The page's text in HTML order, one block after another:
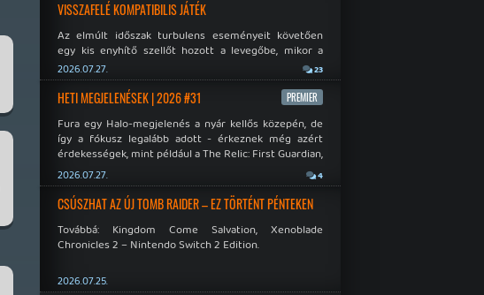
VISSZAFELÉ KOMPATIBILIS JÁTÉK
Az elmúlt időszak turbulens eseményeit követően
egy kis enyhítő szellőt hozott a levegőbe, mikor a
Microsoft bejelentette, hogy PC-re is kiterjesztik az
Xbox Original visszafelé kompatibilitást. Lássuk,
meddig jutottak...
2026.07.27. 23
HETI MEGJELENÉSEK | 2026 #31 PREMIER
Fura egy Halo-megjelenés a nyár kellős közepén, de
így a fókusz legalább adott - érkeznek még azért
érdekességek, mint például a The Relic: First Guardian,
a Xenoblade Chronicles 2 és a Dispatch új átiratai vagy
éppen a Mistfall Hunter
2026.07.27. 4
CSÚSZHAT AZ ÚJ TOMB RAIDER – EZ TÖRTÉNT PÉNTEKEN
Továbbá: Kingdom Come Salvation, Xenoblade
Chronicles 2 – Nintendo Switch 2 Edition.
2026.07.25.